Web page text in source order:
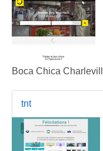
Boca Chica
tnt